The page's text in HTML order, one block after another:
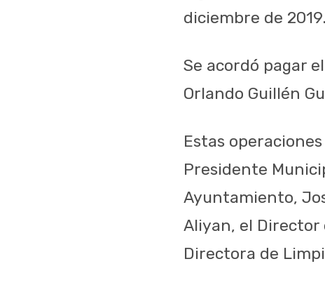
diciembre de 2019.
Se acordó pagar
Orlando Guillén
Estas
Presidente
Ayuntamiento,
Aliyan, el Director
Directora de